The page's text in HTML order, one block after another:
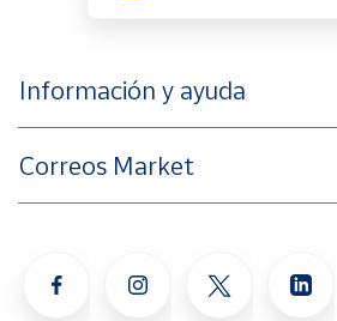
Información y ayuda
Correos Market